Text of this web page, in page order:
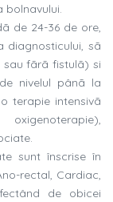
bolnavului.
de 24-36 de ore,
sã
fãrã fistulã) si
nivelul pânã la
terapie intensivã
sunt înscrise în
rectal, Cardiac,
de obicei